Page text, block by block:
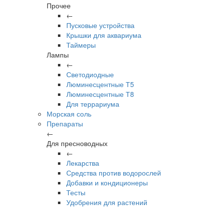
Прочее
←
Пусковые устройства
Крышки для аквариума
Таймеры
Лампы
←
Светодиодные
Люминесцентные Т5
Люминесцентные Т8
Для террариума
Морская соль
Препараты
←
Для пресноводных
←
Лекарства
Средства против водорослей
Добавки и кондиционеры
Тесты
Удобрения для растений